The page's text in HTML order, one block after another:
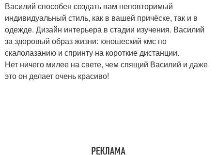
Василий способен создать вам неповторимый
индивидуальный стиль, как в вашей причёске, так и в
одежде. Дизайн интерьера в стадии изучения. Василий
за здоровый образ жизни: юношеский кмс по
скалолазанию и спринту на короткие дистанции.
Нет ничего милее на свете, чем спящий Василий и даже
это он делает очень красиво!